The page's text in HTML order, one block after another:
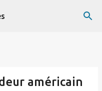
principal
américain